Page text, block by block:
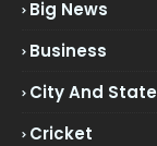
Big News
Business
City And State
Cricket